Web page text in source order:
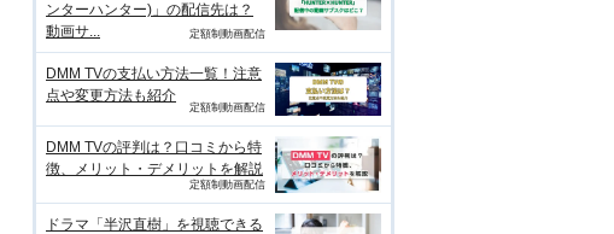
ンターハンター)」の配信先は？
動画サ...
定額制動画配信
DMM TVの支払い方法一覧！注意
点や変更方法も紹介
定額制動画配信
DMM TVの評判は？口コミから特
徴、メリット・デメリットを解説
定額制動画配信
ドラマ「半沢直樹」を視聴できる